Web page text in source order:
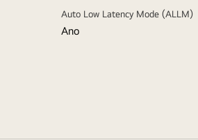
Auto Low Latency Mode (ALLM)
Ano